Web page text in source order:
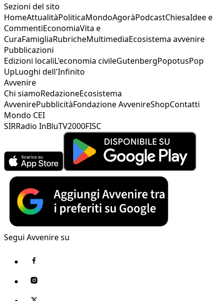
Sezioni del sito
HomeAttualitàPoliticaMondoAgoràPodcastChiesaIdee e
CommentiEconomiaVita e
CuraFamigliaRubricheMultimediaEcosistema avvenire
Pubblicazioni
Edizioni localiL'economia civileGutenbergPopotusPop
UpLuoghi dell'Infinito
Avvenire
Chi siamoRedazioneEcosistema
AvvenirePubblicitàFondazione AvvenireShopContatti
Mondo CEI
SIRRadio InBluTV2000FISC
Segui Avvenire su